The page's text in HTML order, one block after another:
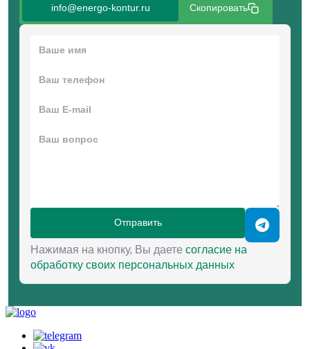
Температурный диапазон: -45°С…+40°С
Высота над уровнем моря: до 1000 м
Степень защиты: IP20
info@energo-kontur.ru Скопировать
Отправить
Нажимая на кнопку, Вы даете согласие на
обработку своих персональных данных